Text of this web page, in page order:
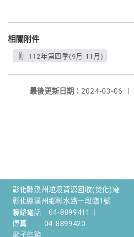
相關附件
112年第四季(9月-11月)
最後更新日期： 2024-03-06
|
彰化縣溪州垃圾資源回收(焚化)廠
彰化縣溪州鄉彰水路一段臨1號
聯絡電話
04-8899411
傳真
04-8899420
電子信箱